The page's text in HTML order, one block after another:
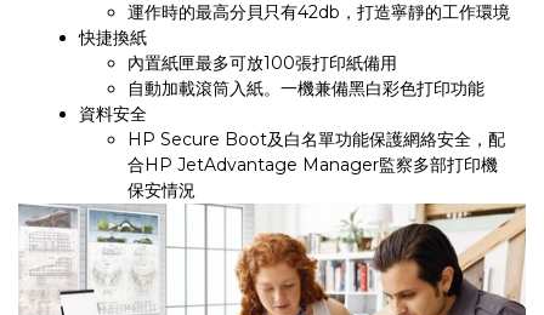
運作時的最高分貝只有42db，打造寧靜的工作環境
快捷換紙
內置紙匣最多可放100張打印紙備用
自動加載滾筒入紙。一機兼備黑白彩色打印功能
資料安全
HP Secure Boot及白名單功能保護網絡安全，配
合HP JetAdvantage Manager監察多部打印機
保安情況